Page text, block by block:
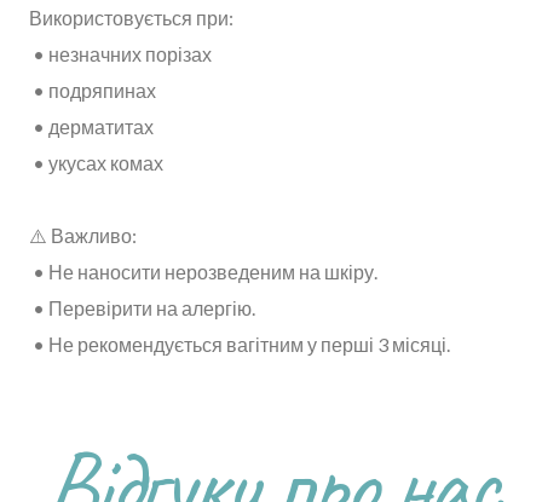
Використовується при:
• незначних порізах
• подряпинах
• дерматитах
• укусах комах
⚠️ Важливо:
• Не наносити нерозведеним на шкіру.
• Перевірити на алергію.
• Не рекомендується вагітним у перші 3 місяці.